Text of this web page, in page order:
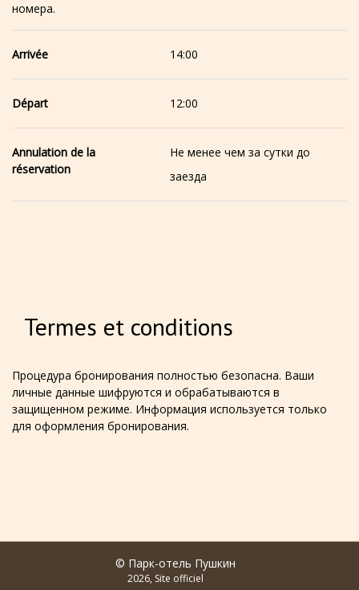
номера.
Arrivée 14:00
Départ 12:00
Annulation de la
réservation
Не менее чем за сутки до
заезда
Termes et conditions
Процедура бронирования полностью безопасна. Ваши
личные данные шифруются и обрабатываются в
защищенном режиме. Информация используется только
для оформления бронирования.
© Парк-отель Пушкин
2026, Site officiel